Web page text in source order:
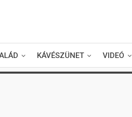
KÁVÉSZÜNET VIDEÓ